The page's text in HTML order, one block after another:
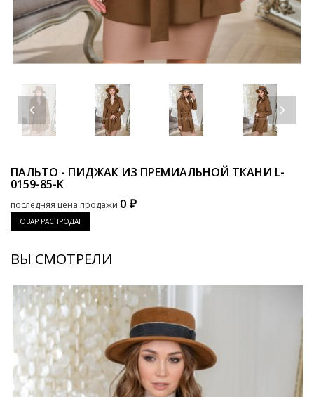
ПАЛЬТО - ПИДЖАК ИЗ ПРЕМИАЛЬНОЙ ТКАНИ L-
0159-85-K
последняя цена продажи 0 ₽
ТОВАР РАСПРОДАН
ВЫ СМОТРЕЛИ